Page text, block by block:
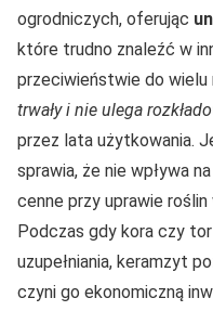
ogrodniczych, oferując
które trudno znaleźć w
przeciwieństwie do wielu
trwały i nie ulega
przez lata użytkowania.
sprawia, że nie wpływa
cenne przy uprawie
Podczas gdy kora czy
uzupełniania, keramzyt
czyni go ekonomiczną